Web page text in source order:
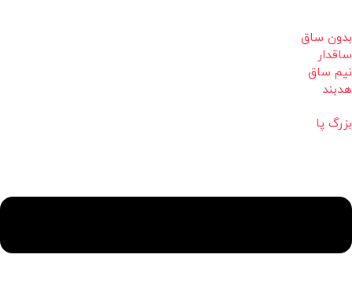
بدون ساق
ساقدار
نیم ساق
هدبند
بزرگ پا